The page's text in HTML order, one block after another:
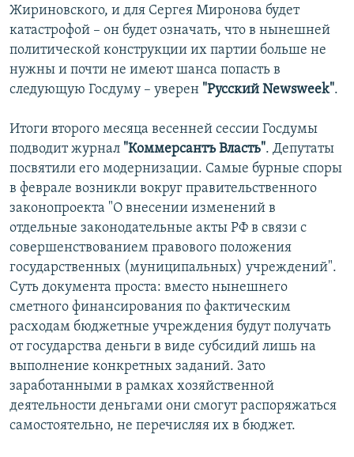
Жириновского, и для Сергея Миронова будет
катастрофой – он будет означать, что в нынешней
политической конструкции их партии больше не
нужны и почти не имеют шанса попасть в
следующую Госдуму – уверен "Русский Newsweek".
Итоги второго месяца весенней сессии Госдумы
подводит журнал "Коммерсантъ Власть". Депутаты
посвятили его модернизации. Самые бурные споры
в феврале возникли вокруг правительственного
законопроекта "О внесении изменений в
отдельные законодательные акты РФ в связи с
совершенствованием правового положения
государственных (муниципальных) учреждений".
Суть документа проста: вместо нынешнего
сметного финансирования по фактическим
расходам бюджетные учреждения будут получать
от государства деньги в виде субсидий лишь на
выполнение конкретных заданий. Зато
заработанными в рамках хозяйственной
деятельности деньгами они смогут распоряжаться
самостоятельно, не перечисляя их в бюджет.